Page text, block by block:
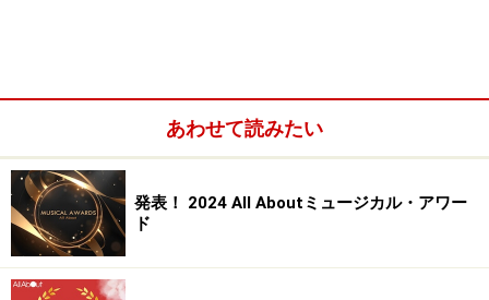
――これまで、どちらかというと甘いお役を演じることが
多かったので今回、ハードな不良少年を演じられると知
り、「トニーではなく、リフ？」とびっくりしました。
「そうだったんですか。実は僕の中では、以前からリフ
あわせて読みたい
発表！ 2024 All Aboutミュージカル・アワー
ド